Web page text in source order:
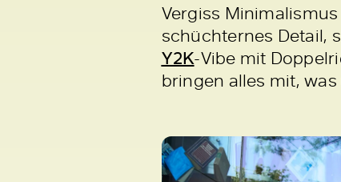
Vergiss
schüchternes Detail,
Y2K-Vibe mit
bringen alles mit,